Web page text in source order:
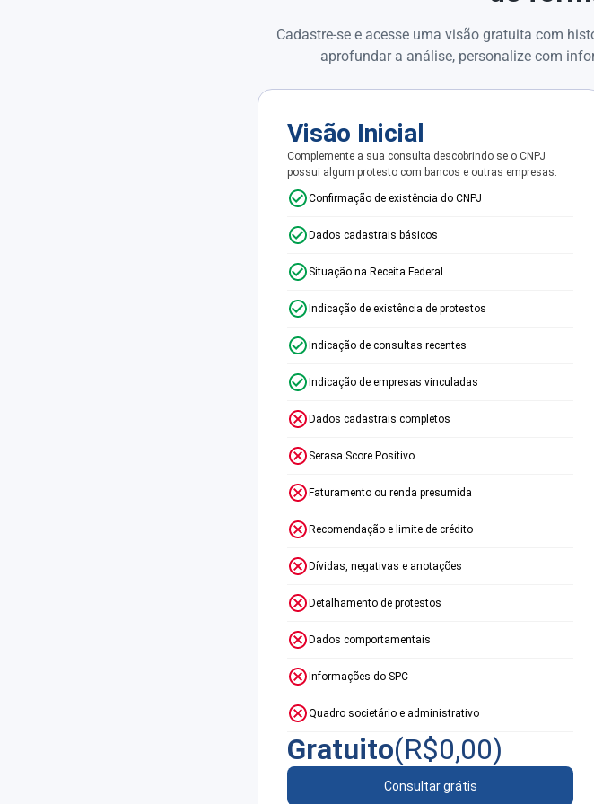
Cadastre-se e acesse uma visão gratuita com
aprofundar a análise, personalize com
Visão Inicial
Complemente a sua consulta descobrindo se o CNPJ
possui algum protesto com bancos e outras empresas.
Confirmação de existência do CNPJ
Dados cadastrais básicos
Situação na Receita Federal
Indicação de existência de protestos
Indicação de consultas recentes
Indicação de empresas vinculadas
Dados cadastrais completos
Serasa Score Positivo
Faturamento ou renda presumida
Recomendação e limite de crédito
Dívidas, negativas e anotações
Detalhamento de protestos
Dados comportamentais
Informações do SPC
Quadro societário e administrativo
Gratuito(R$0,00)
Consultar grátis